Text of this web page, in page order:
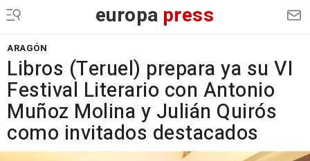
europa press
ARAGÓN
Libros (Teruel) prepara ya su VI
Festival Literario con Antonio
Muñoz Molina y Julián Quirós
como invitados destacados